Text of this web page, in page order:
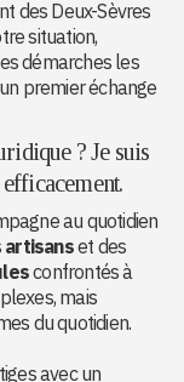
des Deux-Sèvres
situation,
démarches les
premier échange
? Je suis
au quotidien
artisanset des
confrontés à
mais
du quotidien.
avec un